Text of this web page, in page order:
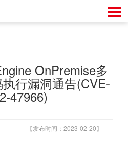
OnPremise多
行漏洞通告(CVE-
47966)
【发布时间：2023-02-20】